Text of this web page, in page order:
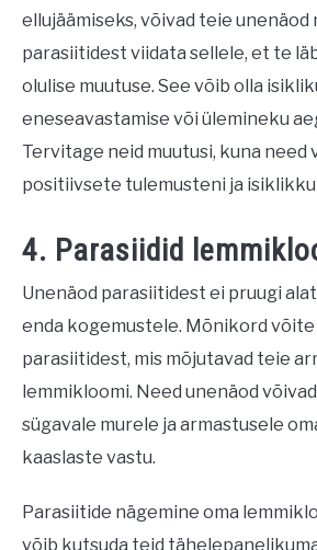
ellujäämiseks, võivad teie
parasiitidest viidata sellele, et te
olulise muutuse. See võib olla
eneseavastamise või ülemineku
Tervitage neid muutusi, kuna need
positiivsete tulemusteni ja isiklikku
4. Parasiidid
Unenäod parasiitidest ei pruugi
enda kogemustele. Mõnikord võite
parasiitidest, mis mõjutavad teie
lemmikloomi. Need unenäod
sügavale murele ja armastusele
kaaslaste vastu.
Parasiitide nägemine oma
võib kutsuda teid